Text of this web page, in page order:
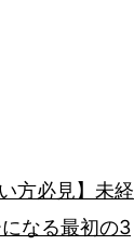
方必見】未経
なる最初の3